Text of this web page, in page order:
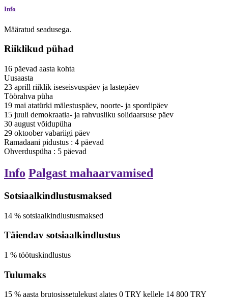
Info
Määratud seadusega.
Riiklikud pühad
16 päevad aasta kohta
Uusaasta
23 aprill riiklik iseseisvuspäev ja lastepäev
Töörahva püha
19 mai atatürki mälestuspäev, noorte- ja spordipäev
15 juuli demokraatia- ja rahvusliku solidaarsuse päev
30 august võidupüha
29 oktoobervabariigi päev
Ramadaani pidustus : 4 päevad
Ohverduspüha : 5 päevad
Info Palgast mahaarvamised
Sotsiaalkindlustusmaksed
14 % sotsiaalkindlustusmaksed
Täiendav sotsiaalkindlustus
1 % töötuskindlustus
Tulumaks
15 % aasta brutosissetulekustalates 0 TRY kellele 14 800 TRY